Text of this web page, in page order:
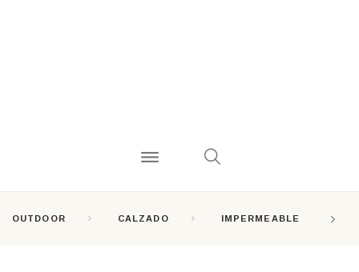
OUTDOOR CALZADO IMPERMEABLE